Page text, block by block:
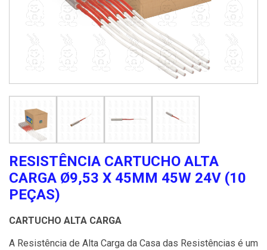
RESISTÊNCIA CARTUCHO ALTA
CARGA Ø9,53 X 45MM 45W 24V (10
PEÇAS)
CARTUCHO ALTA CARGA
A Resistência de Alta Carga da Casa das Resistências é um